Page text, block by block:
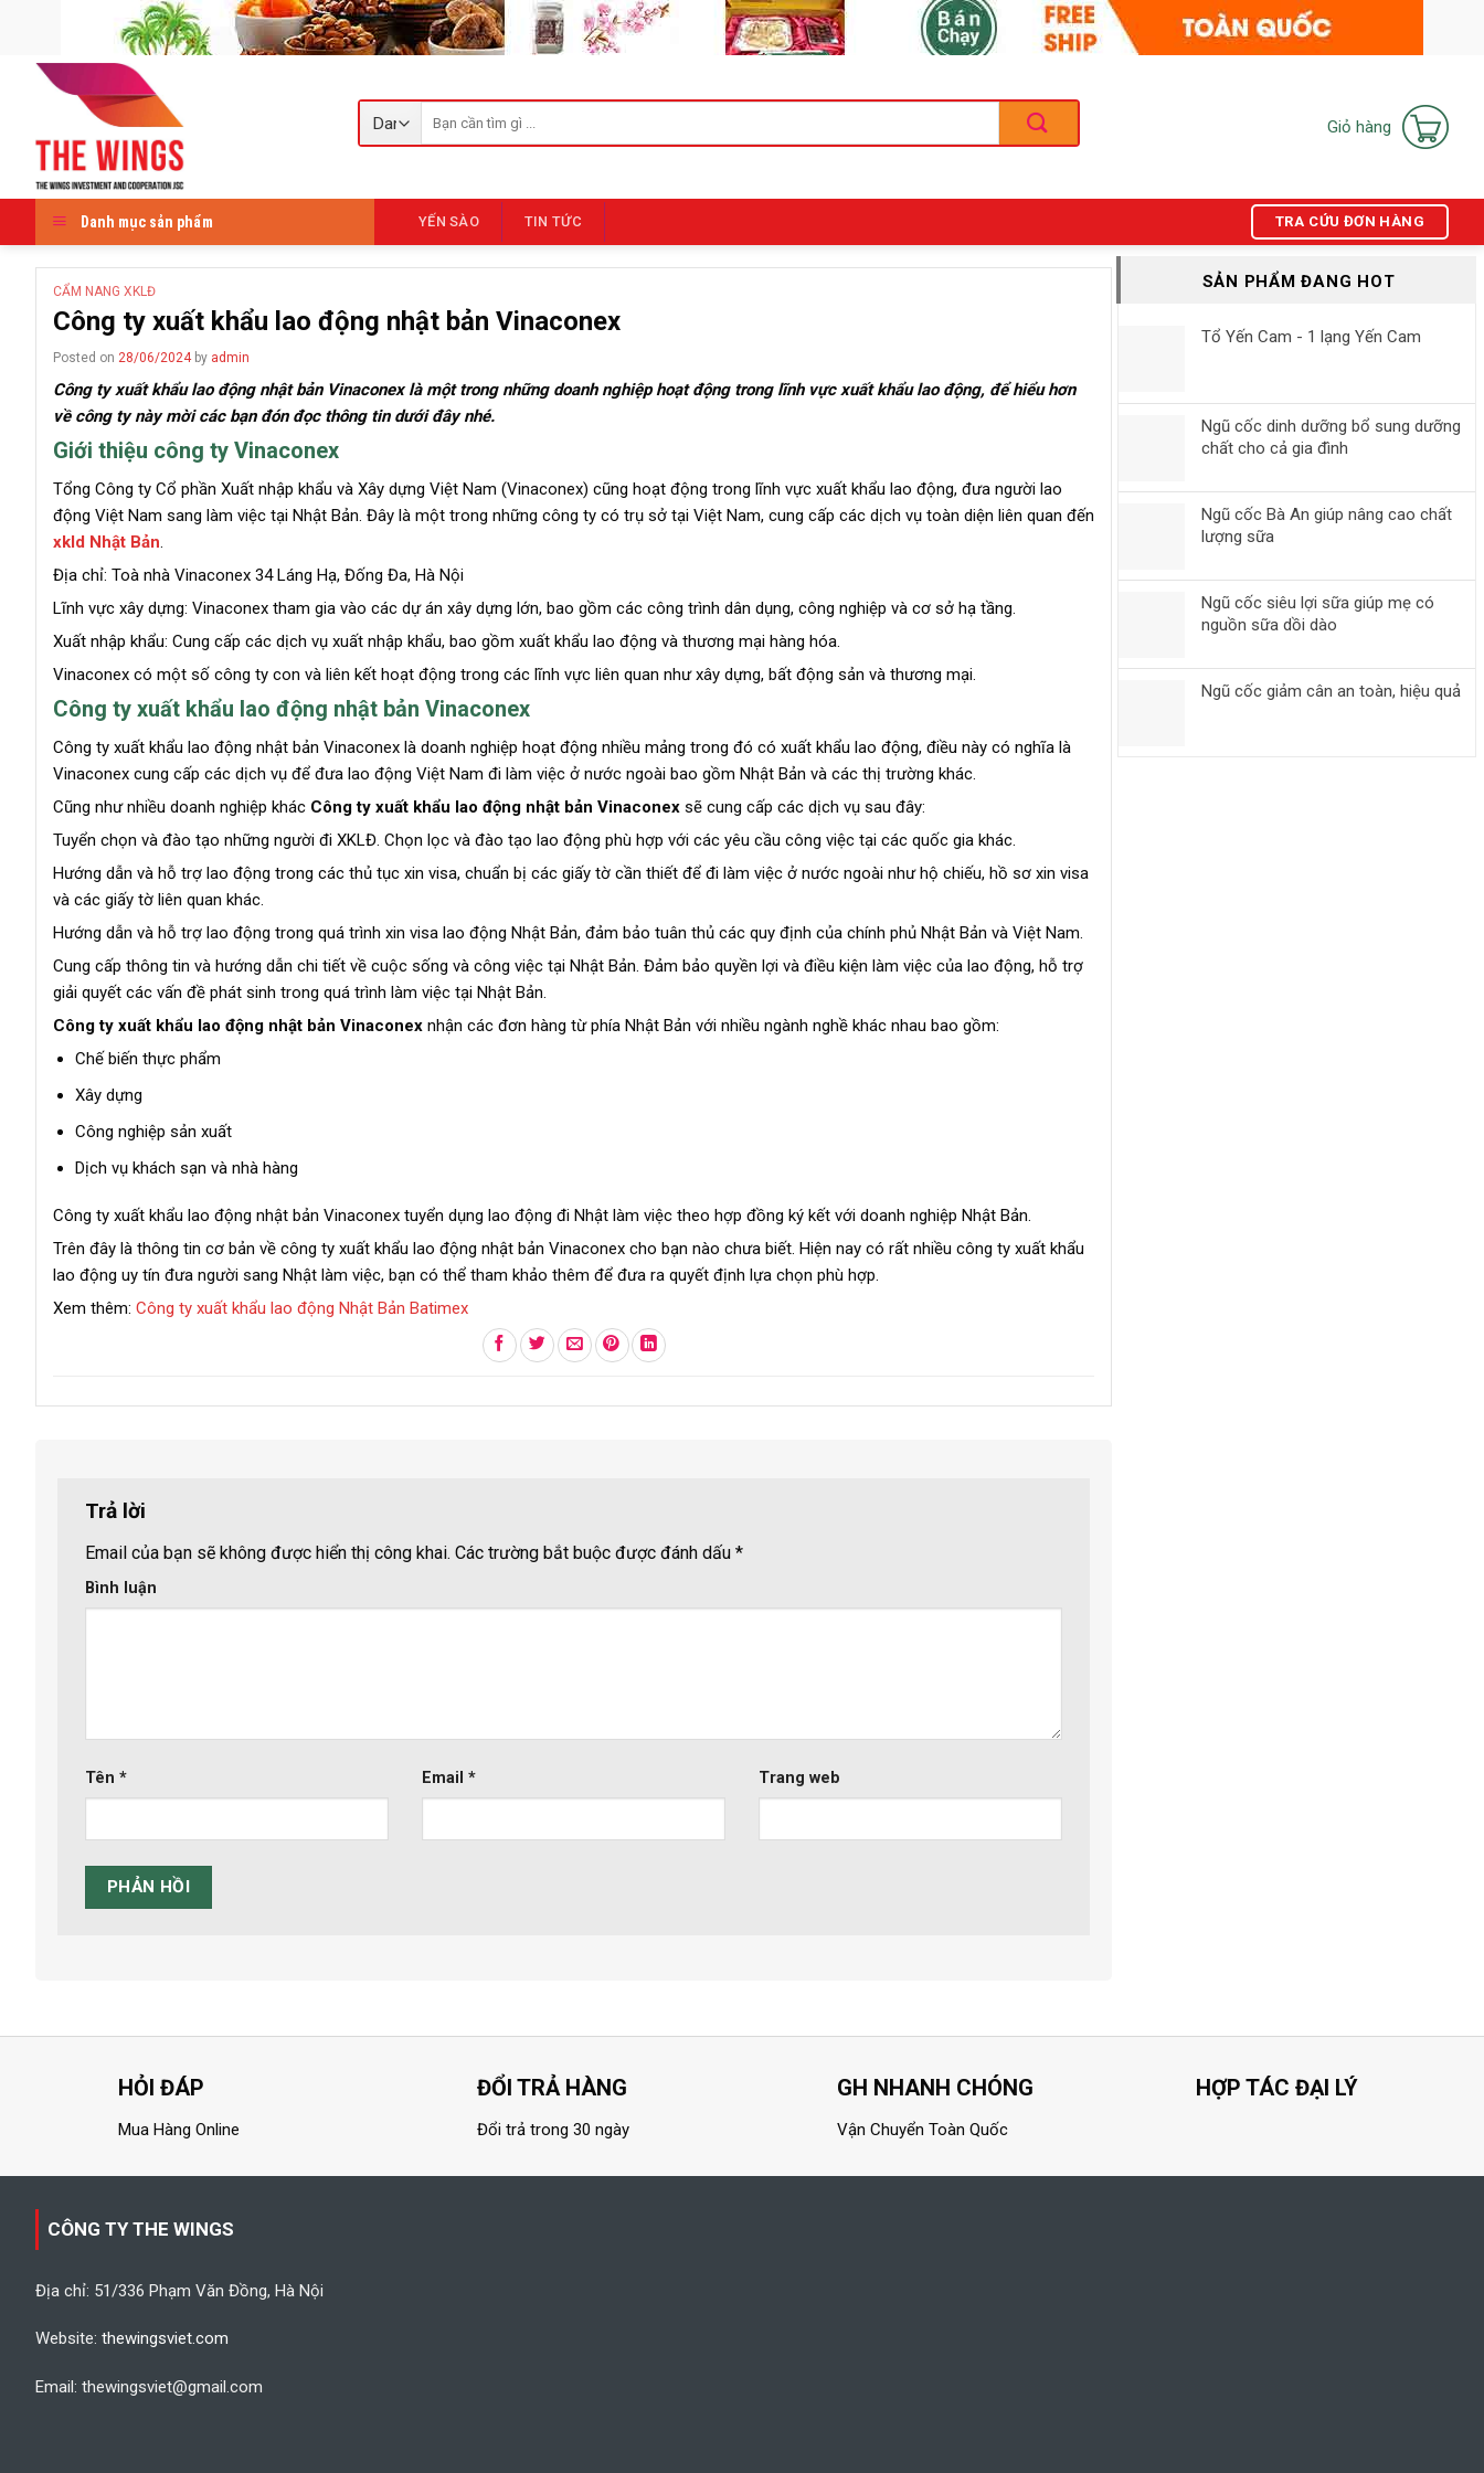
content
Tìm
kiếm:
Giỏ hàng
Danh mục sản phẩm YẾN SÀO TIN TỨC TRA CỨU ĐƠN HÀNG
CẨM NANG XKLĐ
Công ty xuất khẩu lao động nhật bản Vinaconex
Posted on 28/06/2024by admin
Công ty xuất khẩu lao động nhật bản Vinaconex là một trong những doanh nghiệp hoạt động trong lĩnh vực xuất khẩu lao động, để hiểu hơn
về công ty này mời các bạn đón đọc thông tin dưới đây nhé.
Giới thiệu công ty Vinaconex
Tổng Công ty Cổ phần Xuất nhập khẩu và Xây dựng Việt Nam (Vinaconex) cũng hoạt động trong lĩnh vực xuất khẩu lao động, đưa người lao
động Việt Nam sang làm việc tại Nhật Bản. Đây là một trong những công ty có trụ sở tại Việt Nam, cung cấp các dịch vụ toàn diện liên quan đến
xkld Nhật Bản
Địa chỉ: Toà nhà Vinaconex 34 Láng Hạ, Đống Đa, Hà Nội
Lĩnh vực xây dựng: Vinaconex tham gia vào các dự án xây dựng lớn, bao gồm các công trình dân dụng, công nghiệp và cơ sở hạ tầng.
Xuất nhập khẩu: Cung cấp các dịch vụ xuất nhập khẩu, bao gồm xuất khẩu lao động và thương mại hàng hóa.
Vinaconex có một số công ty con và liên kết hoạt động trong các lĩnh vực liên quan như xây dựng, bất động sản và thương mại.
Công ty xuất khẩu lao động nhật bản Vinaconex
Công ty xuất khẩu lao động nhật bản Vinaconex là doanh nghiệp hoạt động nhiều mảng trong đó có xuất khẩu lao động, điều này có nghĩa là
Vinaconex cung cấp các dịch vụ để đưa lao động Việt Nam đi làm việc ở nước ngoài bao gồm Nhật Bản và các thị trường khác.
Cũng như nhiều doanh nghiệp khác Công ty xuất khẩu lao động nhật bản Vinaconex sẽ cung cấp các dịch vụ sau đây:
Tuyển chọn và đào tạo những người đi XKLĐ. Chọn lọc và đào tạo lao động phù hợp với các yêu cầu công việc tại các quốc gia khác.
Hướng dẫn và hỗ trợ lao động trong các thủ tục xin visa, chuẩn bị các giấy tờ cần thiết để đi làm việc ở nước ngoài như hộ chiếu, hồ sơ xin visa
và các giấy tờ liên quan khác.
Hướng dẫn và hỗ trợ lao động trong quá trình xin visa lao động Nhật Bản, đảm bảo tuân thủ các quy định của chính phủ Nhật Bản và Việt Nam.
Cung cấp thông tin và hướng dẫn chi tiết về cuộc sống và công việc tại Nhật Bản. Đảm bảo quyền lợi và điều kiện làm việc của lao động, hỗ trợ
giải quyết các vấn đề phát sinh trong quá trình làm việc tại Nhật Bản.
Công ty xuất khẩu lao động nhật bản Vinaconex nhận các đơn hàng từ phía Nhật Bản với nhiều ngành nghề khác nhau bao gồm:
Chế biến thực phẩm
Xây dựng
Công nghiệp sản xuất
Dịch vụ khách sạn và nhà hàng
Công ty xuất khẩu lao động nhật bản Vinaconex tuyển dụng lao động đi Nhật làm việc theo hợp đồng ký kết với doanh nghiệp Nhật Bản.
Trên đây là thông tin cơ bản về công ty xuất khẩu lao động nhật bản Vinaconex cho bạn nào chưa biết. Hiện nay có rất nhiều công ty xuất khẩu
lao động uy tín đưa người sang Nhật làm việc, bạn có thể tham khảo thêm để đưa ra quyết định lựa chọn phù hợp.
Xem thêm: Công ty xuất khẩu lao động Nhật Bản Batimex
Trả lời
Email của bạn sẽ không được hiển thị công khai. Các trường bắt buộc được đánh dấu *
Bình luận
Tên * Email * Trang web
SẢN PHẨM ĐANG HOT
Tổ Yến Cam - 1 lạng Yến Cam
Ngũ cốc dinh dưỡng bổ sung dưỡng
chất cho cả gia đình
Ngũ cốc Bà An giúp nâng cao chất
lượng sữa
Ngũ cốc siêu lợi sữa giúp mẹ có
nguồn sữa dồi dào
Ngũ cốc giảm cân an toàn, hiệu quả
HỎI ĐÁP
Mua Hàng Online
ĐỔI TRẢ HÀNG
Đổi trả trong 30 ngày
GH NHANH CHÓNG
Vận Chuyển Toàn Quốc
HỢP TÁC ĐẠI LÝ
CÔNG TY THE WINGS
Địa chỉ: 51/336 Phạm Văn Đồng, Hà Nội
Website: thewingsviet.com
Email: thewingsviet@gmail.com